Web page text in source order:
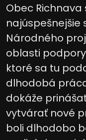
Obec
Národného
oblasti
ktoré sa tu
dlhodobá
dokáže
vytvárať nové
boli dlhodobo